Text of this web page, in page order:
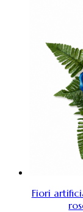
con
Fiori